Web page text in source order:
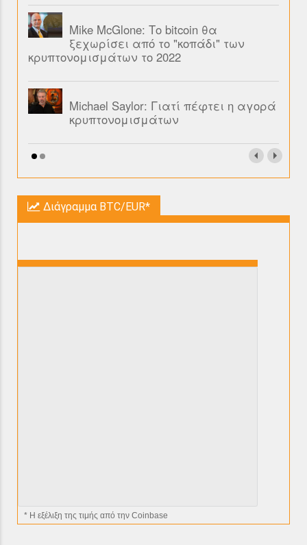
Mike McGlone: Το bitcoin θα
ξεχωρίσει από το "κοπάδι" των
κρυπτονομισμάτων το 2022
Michael Saylor: Γιατί πέφτει η αγορά
κρυπτονομισμάτων
Διάγραμμα BTC/EUR*
* H εξέλιξη της τιμής από την Coinbase